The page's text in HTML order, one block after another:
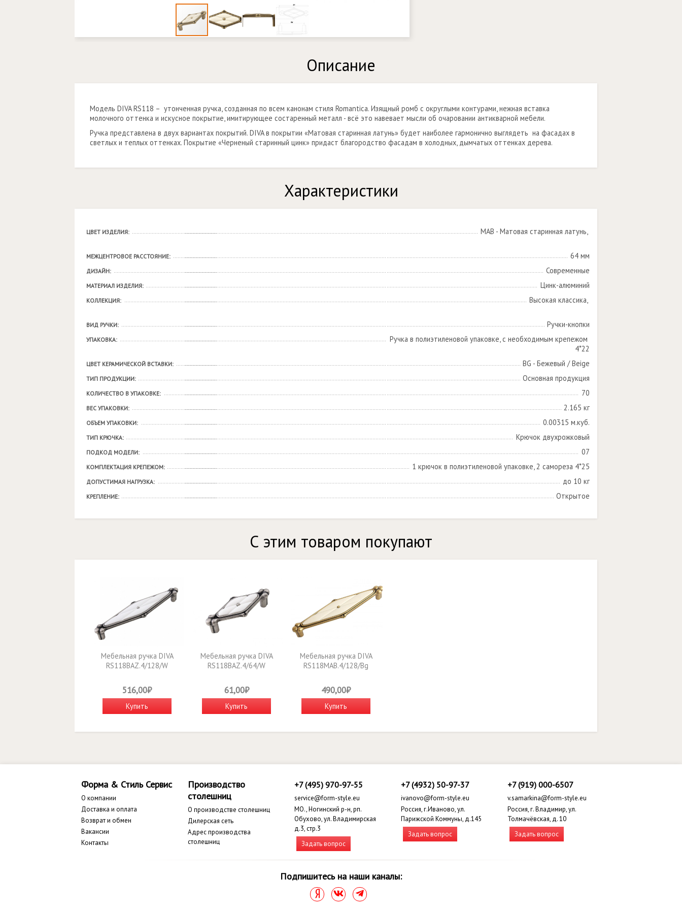
Описание
Модель DIVA RS118 – утонченная ручка, созданная по всем канонам стиля Romantica. Изящный ромб с округлыми контурами, нежная вставка
молочного оттенка и искусное покрытие, имитирующее состаренный металл - всё это навевает мысли об очаровании антикварной мебели.
Ручка представлена в двух вариантах покрытий. DIVA в покрытии «Матовая старинная латунь» будет наиболее гармонично выглядеть на фасадах в
светлых и теплых оттенках. Покрытие «Черненый старинный цинк» придаст благородство фасадам в холодных, дымчатых оттенках дерева.
Характеристики
ЦВЕТ ИЗДЕЛИЯ: MAB - Матовая старинная латунь,
МЕЖЦЕНТРОВОЕ РАССТОЯНИЕ: 64 мм
ДИЗАЙН: Современные
МАТЕРИАЛ ИЗДЕЛИЯ: Цинк-алюминий
КОЛЛЕКЦИЯ: Высокая классика,
ВИД РУЧКИ: Ручки-кнопки
УПАКОВКА:
Ручка в полиэтиленовой упаковке, с необходимым крепежом
4*22
ЦВЕТ КЕРАМИЧЕСКОЙ ВСТАВКИ: BG - Бежевый / Beige
ТИП ПРОДУКЦИИ: Основная продукция
КОЛИЧЕСТВО В УПАКОВКЕ: 70
ВЕС УПАКОВКИ: 2.165 кг
ОБЪЕМ УПАКОВКИ: 0.00315 м.куб.
ТИП КРЮЧКА: Крючок двухрожковый
ПОДКОД МОДЕЛИ: 07
КОМПЛЕКТАЦИЯ КРЕПЕЖОМ: 1 крючок в полиэтиленовой упаковке, 2 самореза 4*25
ДОПУСТИМАЯ НАГРУЗКА: до 10 кг
КРЕПЛЕНИЕ: Открытое
С этим товаром покупают
Мебельная ручка DIVA
RS118BAZ.4/128/W
516,00₽
Купить
Мебельная ручка DIVA
RS118BAZ.4/64/W
61,00₽
Купить
Мебельная ручка DIVA
RS118MAB.4/128/Bg
490,00₽
Купить
Форма & Стиль Сервис
О компании
Доставка и оплата
Возврат и обмен
Вакансии
Контакты
Производство
столешниц
О производстве столешниц
Дилерская сеть
Адрес производства
столешниц
+7 (495) 970-97-55
service@form-style.eu
МО., Ногинский р-н, рп.
Обухово, ул. Владимирская
д.3, стр.3
Задать вопрос
+7 (4932) 50-97-37
ivanovo@form-style.eu
Россия, г.Иваново, ул.
Парижской Коммуны, д.145
Задать вопрос
+7 (919) 000-6507
v.samarkina@form-style.eu
Россия, г. Владимир, ул.
Толмачёвская, д. 10
Задать вопрос
Подпишитесь на наши каналы: